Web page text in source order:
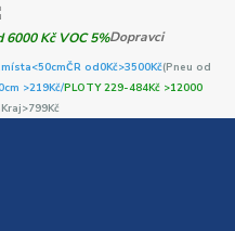
Dopravci
ČR od0Kč>3500Kč(Pneu od
>219Kč/PLOTY 229-484Kč >12000